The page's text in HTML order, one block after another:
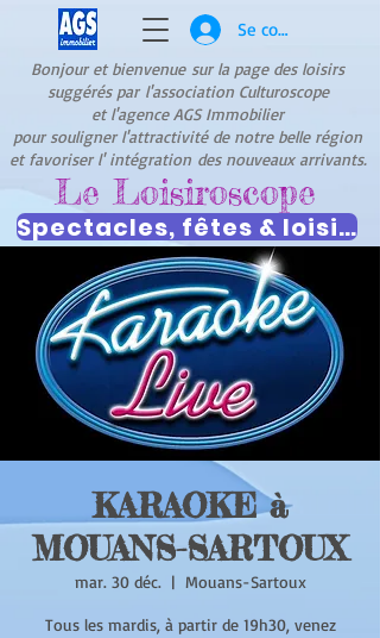
Se connecter
Bonjour et bienvenue sur la page des loisirs
suggérés parl'association Culturoscope
et l'agence AGS Immobilier
pour souligner l'attractivité de notre belle région
et favoriser l' intégration des nouveaux arrivants.
Le Loisiroscope
Spectacles, fêtes & loisirs
KARAOKE à
MOUANS-SARTOUX
mar. 30 déc.
  |
Mouans-Sartoux
Tous les mardis, à partir de 19h30, venez